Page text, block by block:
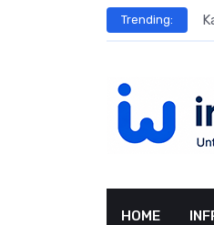
Trending:
HOME